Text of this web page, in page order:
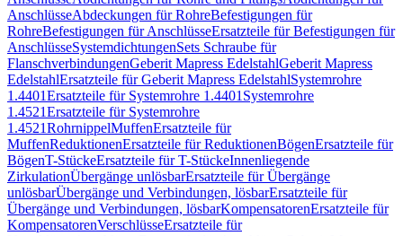
AnschlüsseAbdeckungen für RohreBefestigungen für
RohreBefestigungen für AnschlüsseErsatzteile für Befestigungen für
AnschlüsseSystemdichtungenSets Schraube für
FlanschverbindungenGeberit Mapress EdelstahlGeberit Mapress
EdelstahlErsatzteile für Geberit Mapress EdelstahlSystemrohre
1.4401Ersatzteile für Systemrohre 1.4401 Systemrohre
1.4521Ersatzteile für Systemrohre
1.4521RohrnippelMuffenErsatzteile für
MuffenReduktionenErsatzteile für ReduktionenBögenErsatzteile für
BögenT-StückeErsatzteile für T-StückeInnenliegende
ZirkulationÜbergänge unlösbarErsatzteile für Übergänge
unlösbarÜbergänge und Verbindungen, lösbarErsatzteile für
Übergänge und Verbindungen, lösbarKompensatorenErsatzteile für
KompensatorenVerschlüsseErsatzteile für